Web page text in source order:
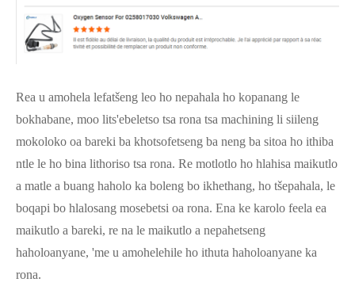
Rea u amohela lefatšeng leo ho nepahala ho kopanang le
bokhabane, moo lits'ebeletso tsa rona tsa machining li siileng
mokoloko oa bareki ba khotsofetseng ba neng ba sitoa ho ithiba
ntle le ho bina lithoriso tsa rona. Re motlotlo ho hlahisa maikutlo
a matle a buang haholo ka boleng bo ikhethang, ho tšepahala, le
boqapi bo hlalosang mosebetsi oa rona. Ena ke karolo feela ea
maikutlo a bareki, re na le maikutlo a nepahetseng
haholoanyane, 'me u amohelehile ho ithuta haholoanyane ka
rona.